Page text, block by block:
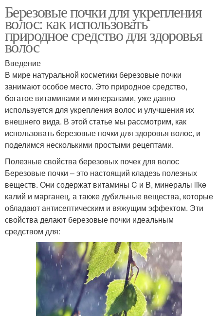
Березовые почки для укрепления
волос: как использовать
природное средство для здоровья
волос
Введение
В мире натуральной косметики березовые почки
занимают особое место. Это природное средство,
богатое витаминами и минералами, уже давно
используется для укрепления волос и улучшения их
внешнего вида. В этой статье мы рассмотрим, как
использовать березовые почки для здоровья волос, и
поделимся несколькими простыми рецептами.
Полезные свойства березовых почек для волос
Березовые почки – это настоящий кладезь полезных
веществ. Они содержат витамины C и B, минералы like
калий и марганец, а также дубильные вещества, которые
обладают антисептическим и вяжущим эффектом. Эти
свойства делают березовые почки идеальным
средством для: